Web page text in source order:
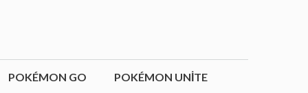
POKÉMON GO POKÉMON UNITE